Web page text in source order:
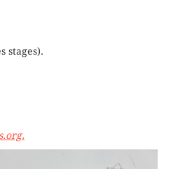
stages).